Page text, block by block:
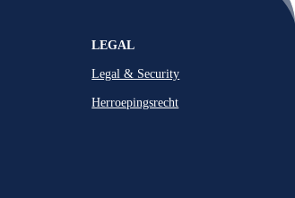
LEGAL
Legal & Security
Herroepingsrecht